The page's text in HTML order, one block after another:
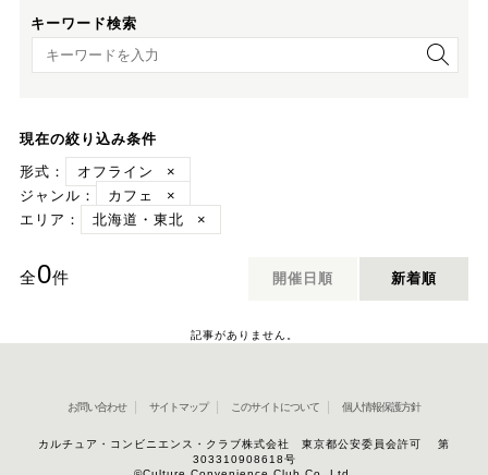
キーワード検索
キーワード検索
現在の絞り込み条件
形式：
オフライン
×
ジャンル：
カフェ
×
エリア：
北海道・東北 ×
全0件 開催日順 新着順
記事がありません。
お問い合わせ サイトマップ このサイトについて 個人情報保護方針
カルチュア・コンビニエンス・クラブ株式会社 東京都公安委員会許可 第
303310908618号